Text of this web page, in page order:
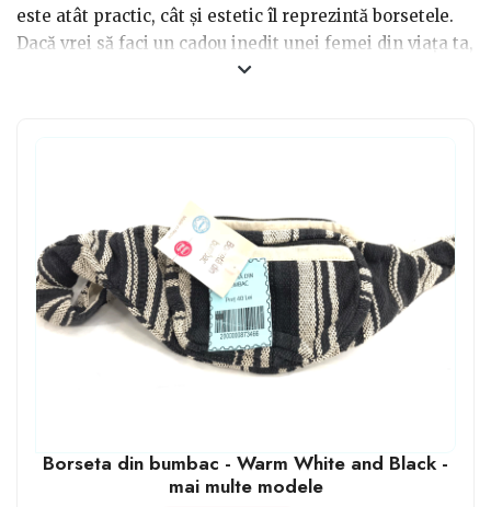
este atât practic, cât și estetic îl reprezintă borsetele.
Dacă vrei să faci un cadou inedit unei femei din viața ta,
lasă deoparte gențile și florile. Poți să le faci cadou
Borseta din bumbac - Warm White and Black -
mai multe modele